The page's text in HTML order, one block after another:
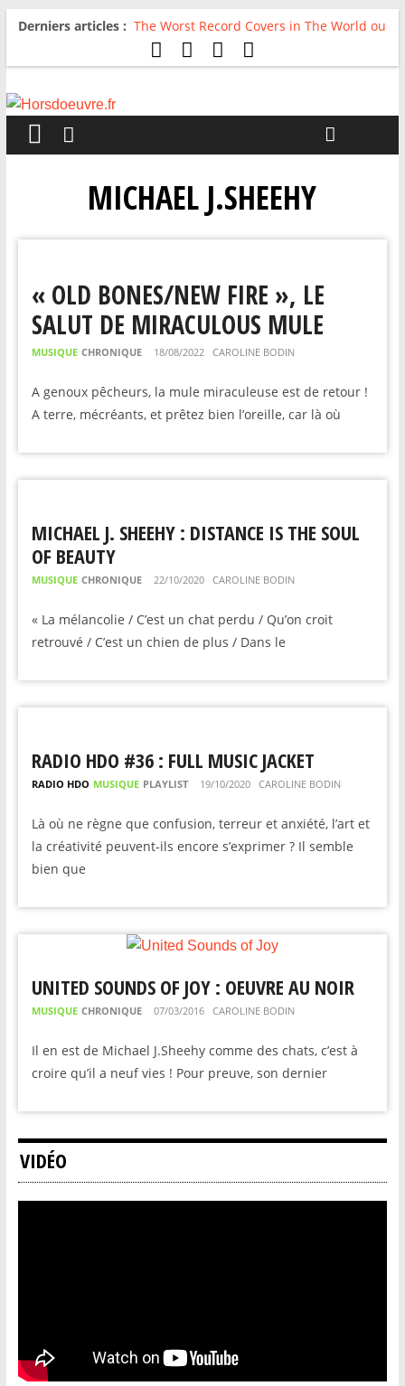
Derniers articles : The Worst Record Covers in The World ou
Comment rire du pire
Avril 2026 : C’est dans les vieux pots
For The First Time, Again : Tyler Ballgame
MICHAEL J.SHEEHY
« OLD BONES/NEW FIRE », LE
SALUT DE MIRACULOUS MULE
MUSIQUE CHRONIQUE 18/08/2022 CAROLINE BODIN
A genoux pêcheurs, la mule miraculeuse est de retour !
A terre, mécréants, et prêtez bien l’oreille, car là où
MICHAEL J. SHEEHY : DISTANCE IS THE SOUL
OF BEAUTY
MUSIQUE CHRONIQUE 22/10/2020 CAROLINE BODIN
« La mélancolie / C’est un chat perdu / Qu’on croit
retrouvé / C’est un chien de plus / Dans le
RADIO HDO #36 : FULL MUSIC JACKET
RADIO HDO MUSIQUE PLAYLIST 19/10/2020 CAROLINE BODIN
Là où ne règne que confusion, terreur et anxiété, l’art et
la créativité peuvent-ils encore s’exprimer ? Il semble
bien que
UNITED SOUNDS OF JOY : OEUVRE AU NOIR
MUSIQUE CHRONIQUE 07/03/2016 CAROLINE BODIN
Il en est de Michael J.Sheehy comme des chats, c’est à
croire qu’il a neuf vies ! Pour preuve, son dernier
VIDÉO